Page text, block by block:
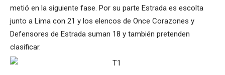
metió en la siguiente fase. Por su parte Estrada es escolta
junto a Lima con 21 y los elencos de Once Corazones y
Defensores de Estrada suman 18 y también pretenden
clasificar.